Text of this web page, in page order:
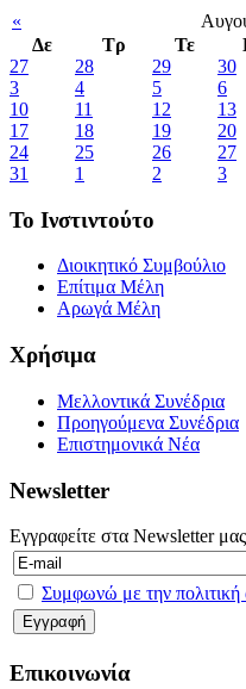
«
Δε
Τρ Τε
27
28 29 30
3
4 5 6
10
11 12 13
17
18 19 20
24
25 26 27
31
1 2 3
Το Ινστιντούτο
Διοικητικό Συμβούλιο
Επίτιμα Μέλη
Αρωγά Μέλη
Χρήσιμα
Μελλοντικά Συνέδρια
Προηγούμενα Συνέδρια
Επιστημονικά Νέα
Newsletter
Εγγραφείτε στα Newsletter
Συμφωνώ με την πολιτική
Επικοινωνία